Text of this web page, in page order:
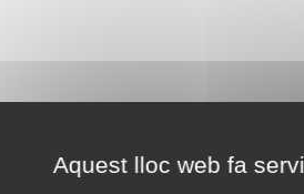
Aquest lloc web fa